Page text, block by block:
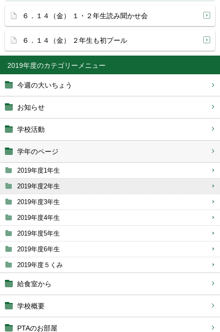
2019年度
今週の大いちょう
お知らせ
学校活動
学年のページ
2019年度1年生
2019年度2年生
2019年度3年生
2019年度4年生
2019年度5年生
2019年度6年生
2019年度５くみ
給食室から
学校概要
PTAのお部屋
６．１４（金） １・２年生読み聞かせ会
６．１４（金） ２年生も初プール